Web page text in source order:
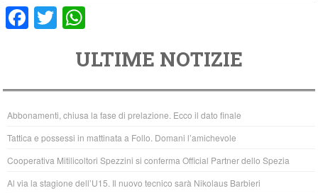
F
a
e
b
o
o
k
T
wi
er
at
s
A
p
p
ULTIME NOTIZIE
Abbonamenti, chiusa la fase di prelazione. Ecco il dato finale
Tattica e possessi in mattinata a Follo. Domani l’amichevole
Cooperativa Mitilicoltori Spezzini si conferma Official Partner dello Spezia
Al via la stagione dell’U15. Il nuovo tecnico sarà Nikolaus Barbieri